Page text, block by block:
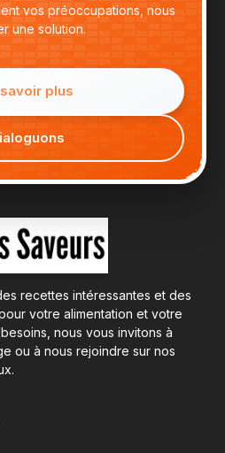
vos préoccupations, nous
une solution.
savoir plus
recettes intéressantes et des
votre alimentation et votre
nous vous invitons à
ou à nous rejoindre sur nos